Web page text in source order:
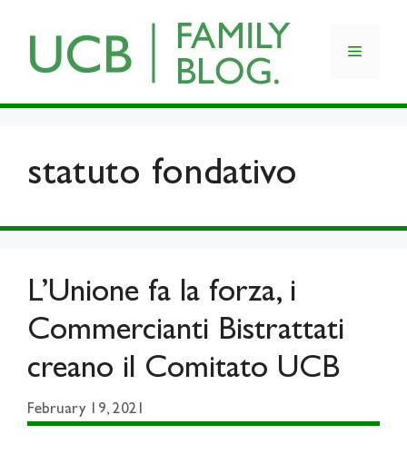
content
Menu
statuto fondativo
L’Unione fa la forza, i
Commercianti Bistrattati
creano il Comitato UCB
February 19, 2021